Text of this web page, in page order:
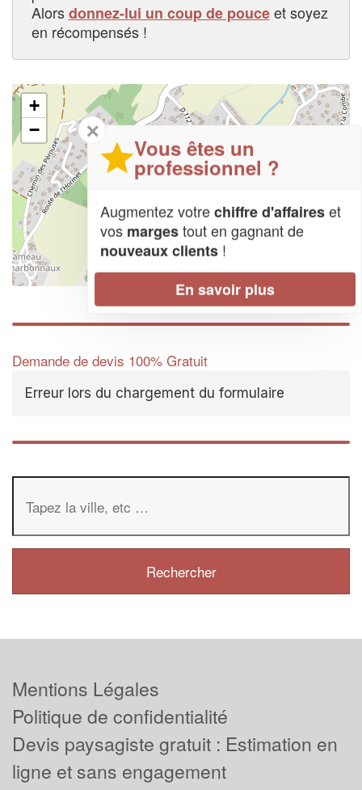
Alorsdonnez-lui un coup de pouceet soyez
en récompensés !
+
−
Demande de devis 100% Gratuit
Erreur lors du chargement du formulaire
✕
Vous êtes un
professionnel ?
Augmentez votrechiffre d'affaireset
vos margestout en gagnant de
nouveaux clients !
En savoir plus
Mentions Légales
Politique de confidentialité
Devis paysagiste gratuit : Estimation en
ligne et sans engagement